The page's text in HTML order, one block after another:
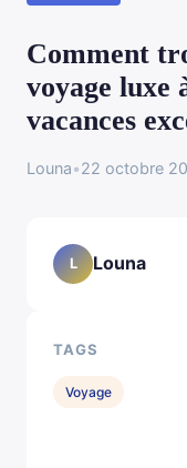
Comment
voyage luxe
vacances
Louna•22 octobre
L Louna
TAGS
Voyage